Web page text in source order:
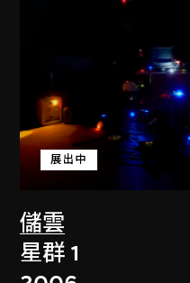
儲雲
展出中
星群 1